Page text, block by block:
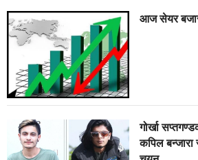
आज सेयर
गोर्खा
कपिल बन्जारा